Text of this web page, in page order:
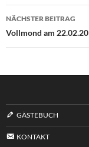
NÄCHSTER BEITRAG
Vollmond am
GÄSTEBUCH
KONTAKT